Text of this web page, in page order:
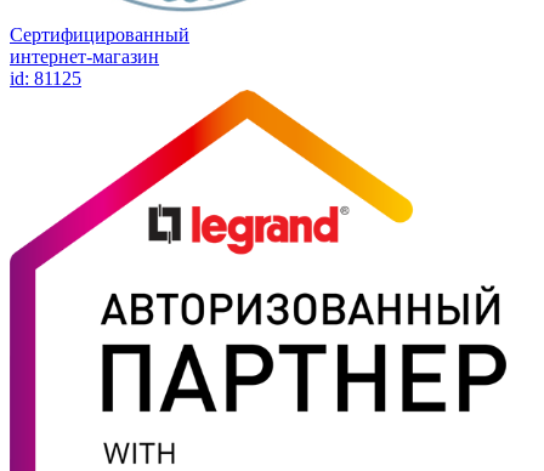
Сертифицированный
интернет-магазин
id: 81125